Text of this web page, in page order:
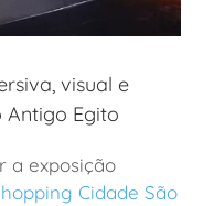
visual e
Antigo Egito
a exposição
Cidade São